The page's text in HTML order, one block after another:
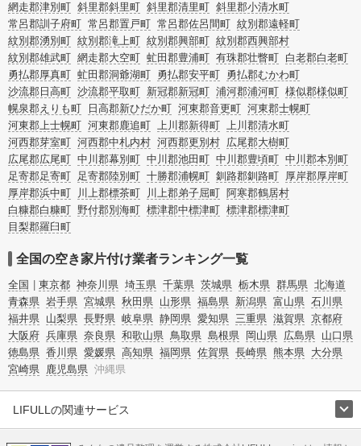
網走郡津別町 斜里郡斜里町 斜里郡清里町 斜里郡小清水町
常呂郡訓子府町 常呂郡置戸町 常呂郡佐呂間町 紋別郡遠軽町
紋別郡湧別町 紋別郡滝上町 紋別郡興部町 紋別郡西興部村
紋別郡雄武町 網走郡大空町 虻田郡豊浦町 有珠郡壮瞥町 白老郡白老町
勇払郡厚真町 虻田郡洞爺湖町 勇払郡安平町 勇払郡むかわ町
沙流郡日高町 沙流郡平取町 新冠郡新冠町 浦河郡浦河町 様似郡様似町
幌泉郡えりも町
日高郡新ひだか町 河東郡音更町 河東郡士幌町
河東郡上士幌町 河東郡鹿追町 上川郡新得町 上川郡清水町
河西郡芽室町 河西郡中札内村 河西郡更別村 広尾郡大樹町
広尾郡広尾町 中川郡幕別町 中川郡池田町 中川郡豊頃町 中川郡本別町
足寄郡足寄町 足寄郡陸別町 十勝郡浦幌町 釧路郡釧路町 厚岸郡厚岸町
厚岸郡浜中町
川上郡標茶町 川上郡弟子屈町 阿寒郡鶴居村
白糠郡白糠町 野付郡別海町 標津郡中標津町 標津郡標津町
目梨郡羅臼町
全国の空き家片付け業者ランキング一覧
全国 東京都 神奈川県 埼玉県 千葉県 茨城県 栃木県 群馬県 北海道
青森県 岩手県 宮城県 秋田県 山形県 福島県 新潟県 富山県 石川県
福井県 山梨県 長野県 岐阜県 静岡県 愛知県 三重県 滋賀県 京都府
大阪府 兵庫県 奈良県 和歌山県 鳥取県 島根県 岡山県 広島県 山口県
徳島県 香川県 愛媛県 高知県 福岡県 佐賀県 長崎県 熊本県 大分県
宮崎県 鹿児島県 沖縄県
LIFULLの関連サービス